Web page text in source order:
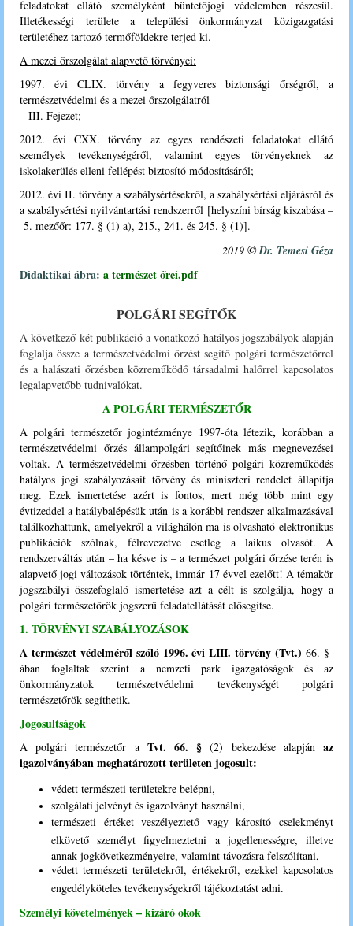
feladatokat ellátó személyként büntetőjogi védelemben részesül.
Illetékességi területe a települési önkormányzat közigazgatási
területéhez tartozó termőföldekre terjed ki.
A mezei őrszolgálat alapvető törvényei:
1997. évi CLIX. törvény a fegyveres biztonsági őrségről, a
természetvédelmi és a mezei őrszolgálatról
– III. Fejezet;
2012. évi CXX. törvény az egyes rendészeti feladatokat ellátó
személyek tevékenységéről, valamint egyes törvényeknek az
iskolakerülés elleni fellépést biztosító módosításáról;
2012. évi II. törvény a szabálysértésekről, a szabálysértési eljárásról és
a szabálysértési nyilvántartási rendszerről [helyszíni bírság kiszabása –
5. mezőőr: 177. § (1) a), 215., 241. és 245. § (1)].
2019 ©Dr. Temesi Géza
Didaktikai ábra: a természet őrei.pdf
POLGÁRI SEGÍTŐK
A következő két publikáció a vonatkozó hatályos jogszabályok alapján
foglalja össze a természetvédelmi őrzést segítő polgári természetőrrel
és a halászati őrzésben közreműködő társadalmi halőrrel kapcsolatos
legalapvetőbb tudnivalókat.
A POLGÁRI TERMÉSZETŐR
A polgári természetőr jogintézménye 1997-óta létezik, korábban a
természetvédelmi őrzés állampolgári segítőinek más megnevezései
voltak. A természetvédelmi őrzésben történő polgári közreműködés
hatályos jogi szabályozásait törvény és miniszteri rendelet állapítja
meg. Ezek ismertetése azért is fontos, mert még több mint egy
évtizeddel a hatálybalépésük után is a korábbi rendszer alkalmazásával
találkozhattunk, amelyekről a világhálón ma is olvasható elektronikus
publikációk szólnak, félrevezetve esetleg a laikus olvasót. A
rendszerváltás után – ha késve is – a természet polgári őrzése terén is
alapvető jogi változások történtek, immár 17 évvel ezelőtt! A témakör
jogszabályi összefoglaló ismertetése azt a célt is szolgálja, hogy a
polgári természetőrök jogszerű feladatellátását elősegítse.
1. TÖRVÉNYI SZABÁLYOZÁSOK
A természet védelméről szóló 1996. évi LIII. törvény (Tvt.) 66. §-
ában foglaltak szerint a nemzeti park igazgatóságok és az
önkormányzatok természetvédelmi tevékenységét polgári
természetőrök segíthetik.
Jogosultságok
A polgári természetőr a Tvt. 66. § (2) bekezdése alapjánaz
igazolványában meghatározott területen jogosult:
védett természeti területekre belépni,
szolgálati jelvényt és igazolványt használni,
természeti értéket veszélyeztető vagy károsító cselekményt
elkövető személyt figyelmeztetni a jogellenességre, illetve
annak jogkövetkezményeire, valamint távozásra felszólítani,
védett természeti területekről, értékekről, ezekkel kapcsolatos
engedélyköteles tevékenységekről tájékoztatást adni.
Személyi követelmények – kizáró okok